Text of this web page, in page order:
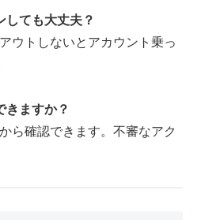
しても大丈夫？
ウトしないとアカウント乗っ
きますか？
ら確認できます。不審なアク